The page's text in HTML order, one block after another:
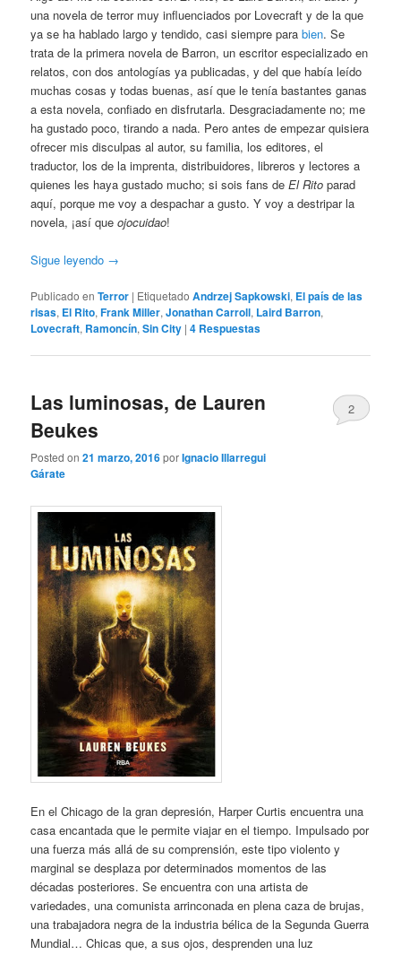
una novela de terror muy influenciados por Lovecraft y de la que
ya se ha hablado largo y tendido, casi siempre parabien. Se
trata de la primera novela de Barron, un escritor especializado en
relatos, con dos antologías ya publicadas, y del que había leído
muchas cosas y todas buenas, así que le tenía bastantes ganas
a esta novela, confiado en disfrutarla. Desgraciadamente no; me
ha gustado poco, tirando a nada. Pero antes de empezar quisiera
ofrecer mis disculpas al autor, su familia, los editores, el
traductor, los de la imprenta, distribuidores, libreros y lectores a
quienes les haya gustado mucho; si sois fans deEl Rito parad
aquí, porque me voy a despachar a gusto. Y voy a destripar la
novela, ¡así queojocuidao!
Sigue leyendo →
Publicado en Terror | Etiquetado Andrzej Sapkowski, El país de las
risas, El Rito,Frank Miller,Jonathan Carroll, Laird Barron,
Lovecraft, Ramoncín,Sin City |4 Respuestas
Las luminosas, de Lauren
Beukes
Posted on21 marzo, 2016porIgnacio Illarregui
Gárate
2
En el Chicago de la gran depresión, Harper Curtis encuentra una
casa encantada que le permite viajar en el tiempo. Impulsado por
una fuerza más allá de su comprensión, este tipo violento y
marginal se desplaza por determinados momentos de las
décadas posteriores. Se encuentra con una artista de
variedades, una comunista arrinconada en plena caza de brujas,
una trabajadora negra de la industria bélica de la Segunda Guerra
Mundial… Chicas que, a sus ojos, desprenden una luz